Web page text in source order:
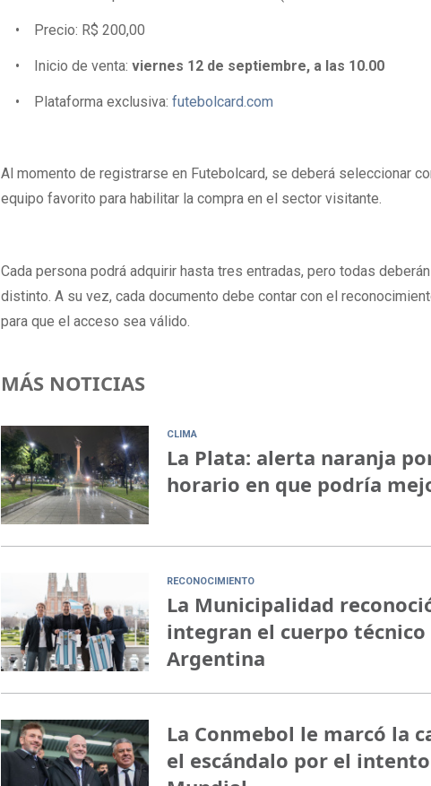
• Precio: R$ 200,00
• Inicio de venta:viernes 12 de septiembre, a las 10.00
• Plataforma exclusiva:futebolcard.com
Al momento de registrarse en Futebolcard, se deberá seleccionar
equipo favorito para habilitar la compra en el sector visitante.
Cada persona podrá adquirir hasta tres entradas, pero todas
distinto. A su vez, cada documento debe contar con el
para que el acceso sea válido.
MÁS NOTICIAS
CLIMA
La Plata: alerta naranja
horario en que podría
RECONOCIMIENTO
La Municipalidad
integran el cuerpo técnico
Argentina
La Conmebol le marcó la
el escándalo por el